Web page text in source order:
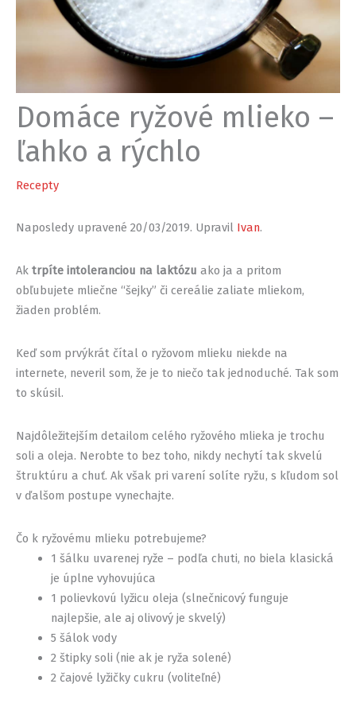
Domáce ryžové mlieko –
ľahko a rýchlo
Recepty
Naposledy upravené 20/03/2019. Upravil Ivan.
Ak trpíte intoleranciou na laktózu ako ja a pritom
obľubujete mliečne “šejky” či cereálie zaliate mliekom,
žiaden problém.
Keď som prvýkrát čítal o ryžovom mlieku niekde na
internete, neveril som, že je to niečo tak jednoduché. Tak som
to skúsil.
Najdôležitejším detailom celého ryžového mlieka je trochu
soli a oleja. Nerobte to bez toho, nikdy nechytí tak skvelú
štruktúru a chuť. Ak však pri varení solíte ryžu, s kľudom sol
v ďalšom postupe vynechajte.
Čo k ryžovému mlieku potrebujeme?
1 šálku uvarenej ryže – podľa chuti, no biela klasická
je úplne vyhovujúca
1 polievkovú lyžicu oleja (slnečnicový funguje
najlepšie, ale aj olivový je skvelý)
5 šálok vody
2 štipky soli (nie ak je ryža solené)
2 čajové lyžičky cukru (voliteľné)